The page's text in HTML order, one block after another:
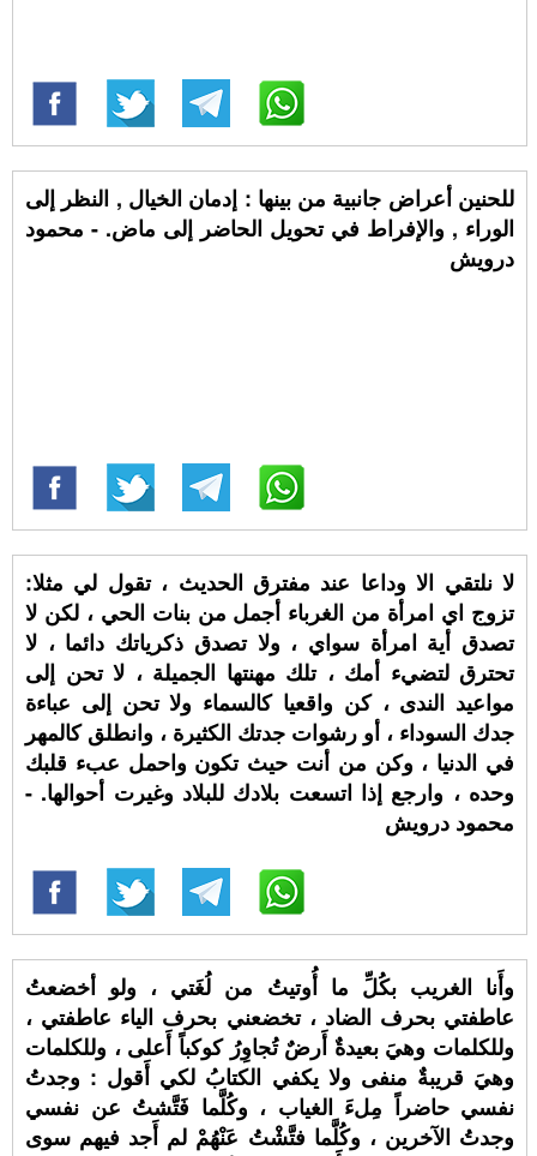
للحنين أعراض جانبية من بينها : إدمان الخيال , النظر إلى
الوراء , والإفراط في تحويل الحاضر إلى ماض. - محمود
درويش
لا نلتقي الا وداعا عند مفترق الحديث ، تقول لي مثلا:
تزوج اي امرأة من الغرباء أجمل من بنات الحي ، لكن لا
تصدق أية امرأة سواي ، ولا تصدق ذكرياتك دائما ، لا
تحترق لتضيء أمك ، تلك مهنتها الجميلة ، لا تحن إلى
مواعيد الندى ، كن واقعيا كالسماء ولا تحن إلى عباءة
جدك السوداء ، أو رشوات جدتك الكثيرة ، وانطلق كالمهر
في الدنيا ، وكن من أنت حيث تكون واحمل عبء قلبك
وحده ، وارجع إذا اتسعت بلادك للبلاد وغيرت أحوالها. -
محمود درويش
وأَنا الغريب بكُلِّ ما أُوتيتُ من لُغَتي ، ولو أخضعتُ
عاطفتي بحرف الضاد ، تخضعني بحرف الياء عاطفتي ،
وللكلمات وهيَ بعيدةٌ أَرضٌ تُجاوِرُ كوكباً أَعلى ، وللكلمات
وهيَ قريبةٌ منفى ولا يكفي الكتابُ لكي أَقول : وجدتُ
نفسي حاضراً مِلءَ الغياب ، وكُلَّما فَتَّشتُ عن نفسي
وجدتُ الآخرين ، وكُلَّما فتَّشْتُ عَنْهُمْ لم أَجد فيهم سوى